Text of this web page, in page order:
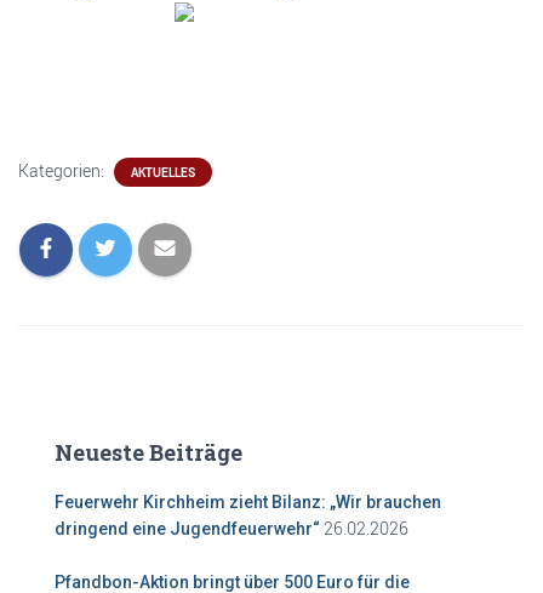
Kategorien: AKTUELLES
Neueste Beiträge
Feuerwehr Kirchheim zieht Bilanz: „Wir brauchen
dringend eine Jugendfeuerwehr“ 26.02.2026
Pfandbon-Aktion bringt über 500 Euro für die